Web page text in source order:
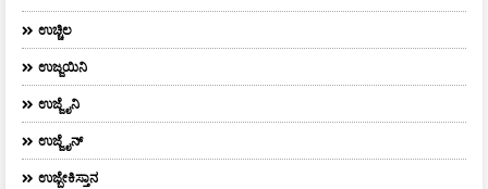
ಉಚ್ಚಿಲ
ಉಜ್ಜಯಿನಿ
ಉಜ್ಜೈನಿ
ಉಜ್ಜೈನ್
ಉಜ್ಬೇಕಿಸ್ತಾನ